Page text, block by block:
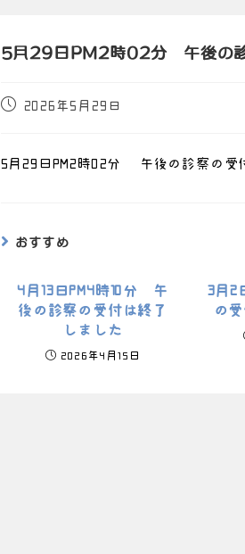
5月29日PM2時02分 午後の診
2026年5月29日
5月29日PM2時02分 午後の診察の受
おすすめ
4月13日PM4時10分 午
後の診察の受付は終了
しました
2026年4月15日
3月2
の